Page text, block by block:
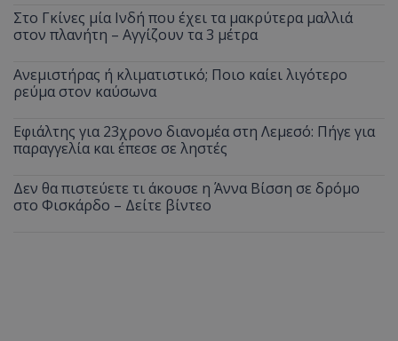
Στο Γκίνες μία Ινδή που έχει τα μακρύτερα μαλλιά
στον πλανήτη – Αγγίζουν τα 3 μέτρα
Ανεμιστήρας ή κλιματιστικό; Ποιο καίει λιγότερο
ρεύμα στον καύσωνα
Εφιάλτης για 23χρονο διανομέα στη Λεμεσό: Πήγε για
παραγγελία και έπεσε σε ληστές
Δεν θα πιστεύετε τι άκουσε η Άννα Βίσση σε δρόμο
στο Φισκάρδο – Δείτε βίντεο